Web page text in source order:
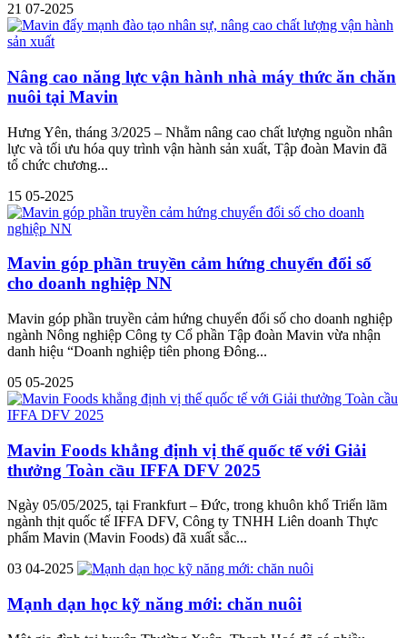
21 07-2025
Nâng cao năng lực vận hành nhà máy thức ăn chăn
nuôi tại Mavin
Hưng Yên, tháng 3/2025 – Nhằm nâng cao chất lượng nguồn nhân
lực và tối ưu hóa quy trình vận hành sản xuất, Tập đoàn Mavin đã
tổ chức chương...
15 05-2025
Mavin góp phần truyền cảm hứng chuyển đổi số
cho doanh nghiệp NN
Mavin góp phần truyền cảm hứng chuyển đổi số cho doanh nghiệp
ngành Nông nghiệp Công ty Cổ phần Tập đoàn Mavin vừa nhận
danh hiệu “Doanh nghiệp tiên phong Đông...
05 05-2025
Mavin Foods khẳng định vị thế quốc tế với Giải
thưởng Toàn cầu IFFA DFV 2025
Ngày 05/05/2025, tại Frankfurt – Đức, trong khuôn khổ Triển lãm
ngành thịt quốc tế IFFA DFV, Công ty TNHH Liên doanh Thực
phẩm Mavin (Mavin Foods) đã xuất sắc...
03 04-2025
Mạnh dạn học kỹ năng mới: chăn nuôi